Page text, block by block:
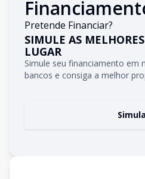
Pretende Financiar?
SIMULE AS
LUGAR
Simule seu financiamento em
bancos e consiga a melhor